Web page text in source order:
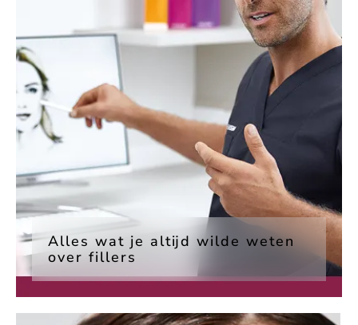
Alles wat je altijd wilde weten
over fillers